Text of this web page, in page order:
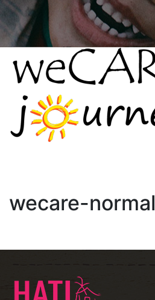
wecare-normal